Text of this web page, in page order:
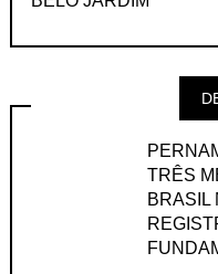
TRÊS
BRASIL